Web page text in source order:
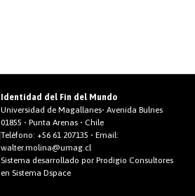
Identidad del Fin del Mundo
Universidad de Magallanes• Avenida Bulnes
01855 • Punta Arenas • Chile
Teléfono:+56 61 207135 • Email:
walter.molina@umag.cl
Sistema desarrollado por Prodigio Consultores
en Sistema Dspace